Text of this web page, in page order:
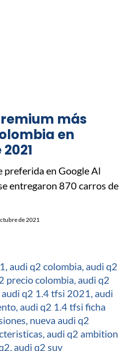
más
en
preferida en Google Al
entregaron 870 carros de
de 2021